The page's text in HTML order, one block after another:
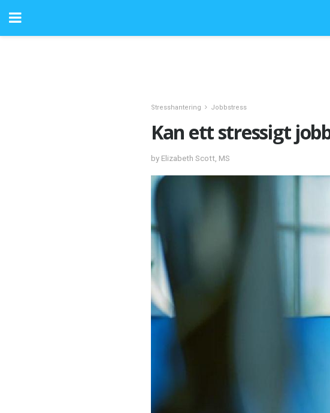
Stresshantering Jobbstress
Kan ett stressigt
by Elizabeth Scott, MS